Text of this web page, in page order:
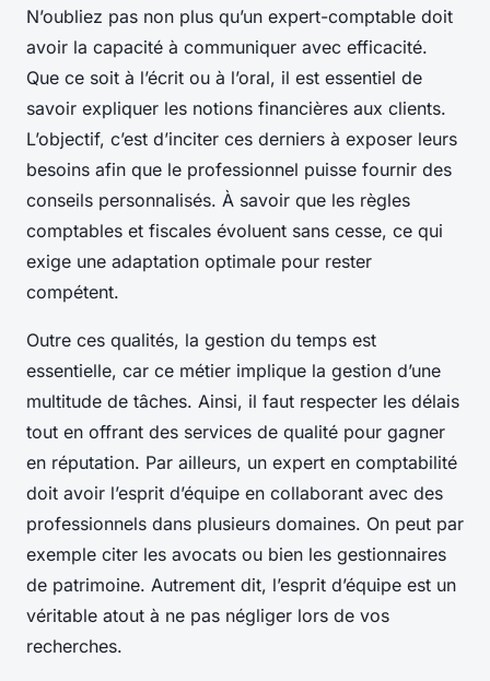
N’oubliez pas non plus qu’un expert-comptable doit
avoir la capacité à communiquer avec efficacité.
Que ce soit à l’écrit ou à l’oral, il est essentiel de
savoir expliquer les notions financières aux clients.
L’objectif, c’est d’inciter ces derniers à exposer leurs
besoins afin que le professionnel puisse fournir des
conseils personnalisés. À savoir que les règles
comptables et fiscales évoluent sans cesse, ce qui
exige une adaptation optimale pour rester
compétent.
Outre ces qualités, la gestion du temps est
essentielle, car ce métier implique la gestion d’une
multitude de tâches. Ainsi, il faut respecter les délais
tout en offrant des services de qualité pour gagner
en réputation. Par ailleurs, un expert en comptabilité
doit avoir l’esprit d’équipe en collaborant avec des
professionnels dans plusieurs domaines. On peut par
exemple citer les avocats ou bien les gestionnaires
de patrimoine. Autrement dit, l’esprit d’équipe est un
véritable atout à ne pas négliger lors de vos
recherches.